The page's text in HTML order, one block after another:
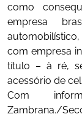
como
empresa
com empresa
título – à ré,
acessório de
Com
Zambrana./